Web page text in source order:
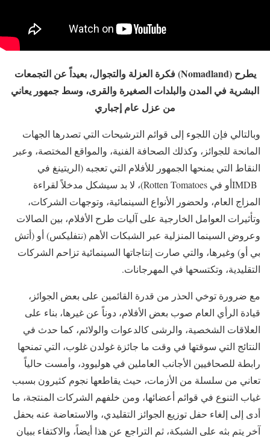
يطرح (Nomadland) فكرة العزلة والتجوال، بعيداً عن التجمعات
البشرية في المدن والبلدات الصغيرة والقرى، وسط جمهور يعاني
من عزل عام إجباري
وبالتالي فإن اللجوء إلى قوائم الترشيحات التي تصدرها الجهات
المانحة للجوائز، وكذلك الصحافة الفنية، والمواقع المختصة، وعبر
النقاط التي يمنحها الجمهور للأفلام التي تعجبه (الريتينغ في
IMDBأو في Rotten Tomatoes)، لا بد سيشكل مدخلاً لقراءة
المزاج العام، ولحضور الأنواع السينمائية، وتوجهات الشركات،
وتأثيرات العوامل الخارجية على آليات طرح الأفلام، بين الصالات
وعروض السينما المنزلية عبر الشبكات الأهم (نتفليكس) أو (أتش
بي أو) وغيرها، والتي صارت إنتاجاتها السينمائية تزاحم الشركات
التقليدية، وتكتسحها في المهرجانات.
مع ضرورة توخي الحذر من قدرة القائمين على بعض الجوائز،
قيادة الرأي العام صوب بعض الأفلام، دوناً عن غيرها، بناء على
العلاقات الشخصية، والرشى كالدعوات والولائم، كما حدث في
النتائج التي سوقتها في وقت ما جائزة غولدن غلوب، التي تمنحها
رابطة للصحافيين الأجانب العاملين في هوليوود، وأمست حالياً
تعاني من سلسلة من الأزمات، حيث يقاطعها نجوم كثيرون بسبب
غياب التنوع في قوائم أعضائها، ومن خلفهم الشركات المنتجة، ما
أدى إلى إلغاء حفل توزيع الجوائز التقليدي، والاستعاضة عنه بحفل
آخر يتم بثه على الشبكة، ثم التراجع عن هذا أيضاً، والاكتفاء ببيان